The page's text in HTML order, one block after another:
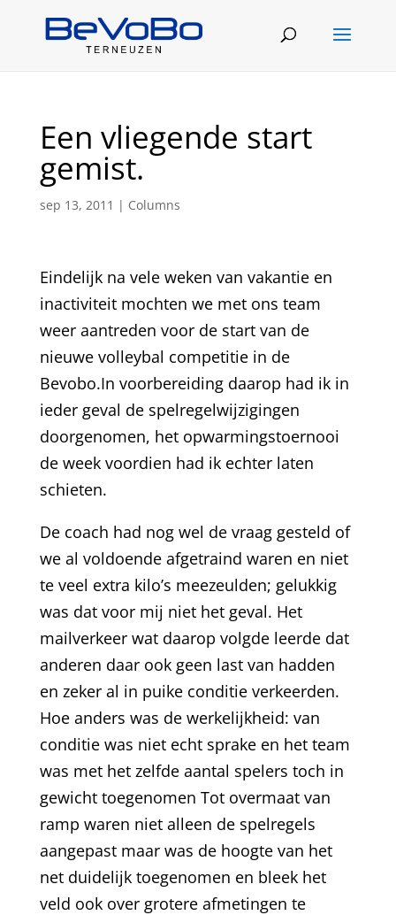
Een vliegende start
gemist.
sep 13, 2011 | Columns
Eindelijk na vele weken van vakantie en
inactiviteit mochten we met ons team
weer aantreden voor de start van de
nieuwe volleybal competitie in de
Bevobo.In voorbereiding daarop had ik in
ieder geval de spelregelwijzigingen
doorgenomen, het opwarmingstoernooi
de week voordien had ik echter laten
schieten.
De coach had nog wel de vraag gesteld of
we al voldoende afgetraind waren en niet
te veel extra kilo’s meezeulden; gelukkig
was dat voor mij niet het geval. Het
mailverkeer wat daarop volgde leerde dat
anderen daar ook geen last van hadden
en zeker al in puike conditie verkeerden.
Hoe anders was de werkelijkheid: van
conditie was niet echt sprake en het team
was met het zelfde aantal spelers toch in
gewicht toegenomen Tot overmaat van
ramp waren niet alleen de spelregels
aangepast maar was de hoogte van het
net duidelijk toegenomen en bleek het
veld ook over grotere afmetingen te